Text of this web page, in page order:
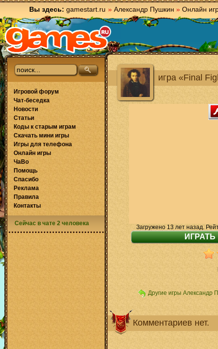
Вы здесь: gamestart.ru » Александр Пушкин » Онлайн
игра «Final
Загружено 13 лет назад.
Другие игры Александр
Комментариев нет.
Игровой форум
Чат-беседка
Новости
Статьи
Коды к старым играм
Скачать мини игры
Игры для телефона
Онлайн игры
ЧаВо
Помощь
Спасибо
Реклама
Правила
Контакты
Сейчас в чате 2 человека